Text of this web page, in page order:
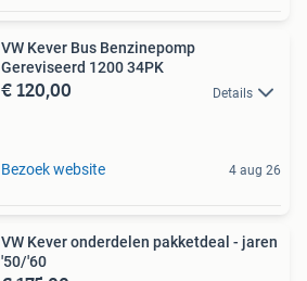
VW Kever Bus Benzinepomp
Gereviseerd 1200 34PK
€ 120,00 Details
Bezoek website 4 aug 26
VW Kever onderdelen pakketdeal - jaren
'50/'60